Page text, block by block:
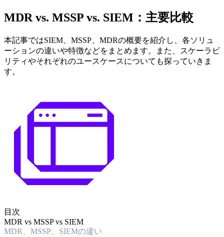
MDR vs. MSSP vs. SIEM：主要比較
本記事ではSIEM、MSSP、MDRの概要を紹介し、各ソリュ
ーションの違いや特徴などをまとめます。また、スケーラビ
リティやそれぞれのユースケースについても探っていきま
す。
目次
MDR vs MSSP vs SIEM
MDR、MSSP、SIEMの違い